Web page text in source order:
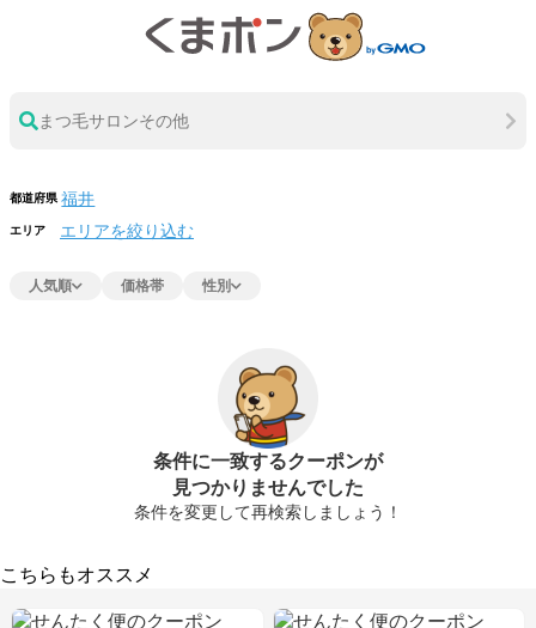
まつ毛サロンその他
都道府県
エリア エリアを絞り込む
人気順 価格帯 性別
条件に一致するクーポンが
見つかりませんでした
条件を変更して再検索しましょう！
こちらもオススメ